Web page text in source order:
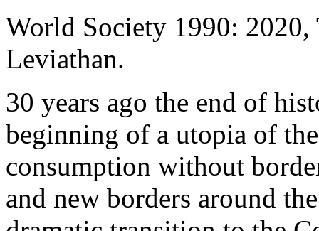
World Society 1990: 2020,
Leviathan.
30 years ago the end of
beginning of a utopia of
consumption without
and new borders around